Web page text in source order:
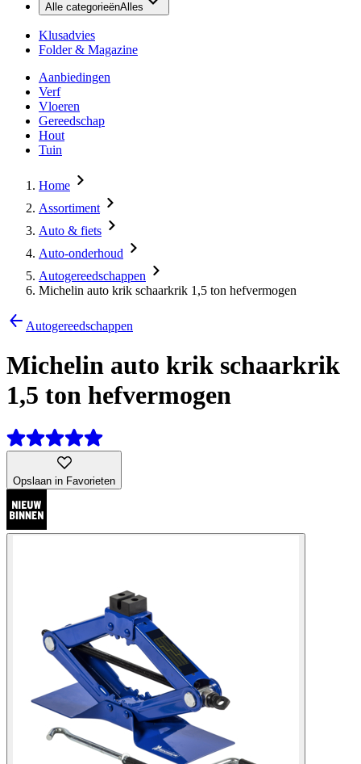
Alle categorieënAlles
Klusadvies
Folder & Magazine
Aanbiedingen
Verf
Vloeren
Gereedschap
Hout
Tuin
Home
Assortiment
Auto & fiets
Auto-onderhoud
Autogereedschappen
Michelin auto krik schaarkrik 1,5 ton hefvermogen
Autogereedschappen
Michelin auto krik schaarkrik
1,5 ton hefvermogen
Opslaan in Favorieten